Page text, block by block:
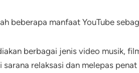
beberapa manfaat YouTube
berbagai jenis video musik,
sarana relaksasi dan melepas